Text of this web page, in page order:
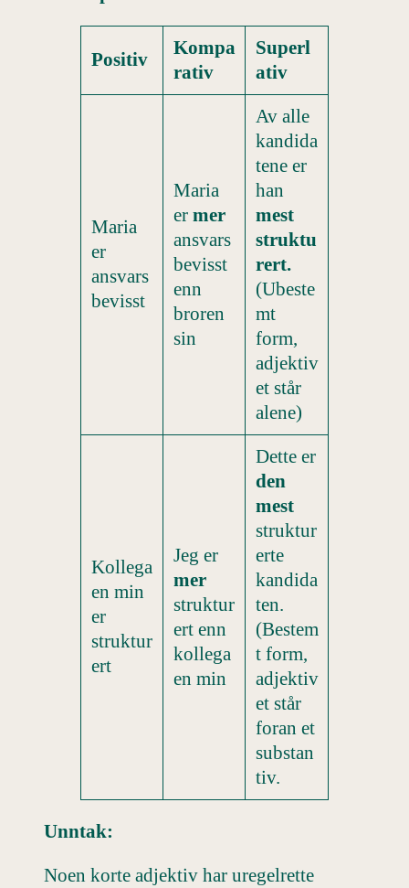
Positiv
Kompa
rativ
Superl
ativ
Maria
er
ansvars
bevisst
Maria
er mer
ansvars
bevisst
enn
broren
sin
Av alle
kandida
tene er
han
mest
struktu
rert.
(Ubeste
mt
form,
adjektiv
et står
alene)
Kollega
en min
er
struktur
ert
Jeg er
mer
struktur
ert enn
kollega
en min
Dette er
den
mest
struktur
erte
kandida
ten.
(Bestem
t form,
adjektiv
et står
foran et
substan
tiv.
Unntak:
Noen korte adjektiv har uregelrette